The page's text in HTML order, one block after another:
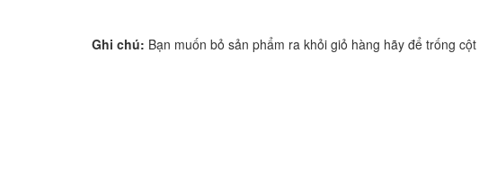
Ghi chú: Bạn muốn bỏ sản phẩm ra khỏi giỏ hàng hãy để trống cột